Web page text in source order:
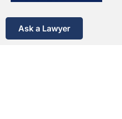
Ask a Lawyer